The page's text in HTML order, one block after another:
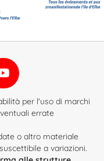
su Instagram
Infoelba su YouTube
per l'uso di marchi
errate
o altro materiale
a variazioni.